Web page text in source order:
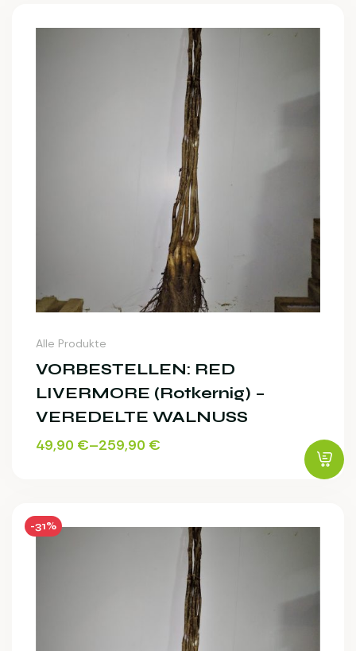
Alle Produkte
VORBESTELLEN: RED
LIVERMORE (rotkernig) –
VEREDELTE WALNUSS
49,90 €–259,90 €
-31%